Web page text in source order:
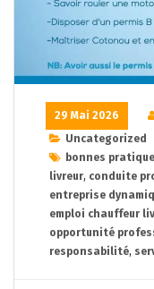
29 Mai 2026
Uncategorized
bonnes
livreur, conduite
entreprise
emploi chauffeur
opportunité
responsabilité,